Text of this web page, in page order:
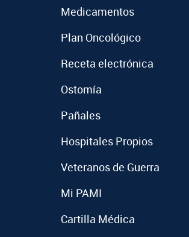
Medicamentos
Plan Oncológico
Receta electrónica
Ostomía
Pañales
Hospitales Propios
Veteranos de Guerra
Mi PAMI
Cartilla Médica